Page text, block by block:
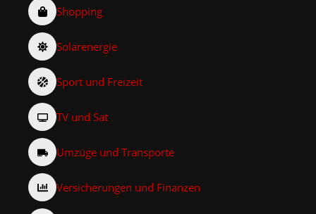
Shopping
Solarenergie
Sport und Freizeit
TV und Sat
Umzüge und Transporte
Versicherungen und Finanzen